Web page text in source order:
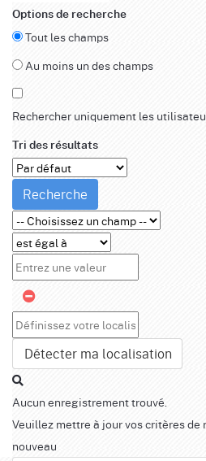
Options de recherche
Tout les champs
Au moins un des champs
Rechercher uniquement les
Tri des résultats
Recherche
Détecter ma localisation
Aucun enregistrement trouvé.
Veuillez mettre à jour vos critères de
nouveau